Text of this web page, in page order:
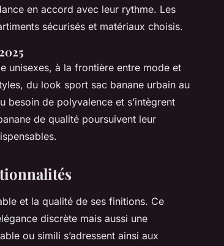
en accord avec leur rythme. Les
sécurisés et matériaux choisis.
unisexes, à la frontière entre mode et
du look sport sac banane urbain au
besoin de polyvalence et s’intègrent
de qualité poursuivent leur
et la qualité de ses finitions. Ce
discrète mais aussi une
ou simili s’adressent ainsi aux